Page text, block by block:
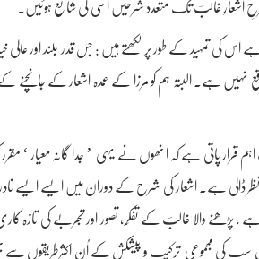
شرحِ اشعارِ غالبؔ تک متعدد شرحیں اسی کی شائع ہوئیں۔
اس کی تمہید کے طور پر لکھتے ہیں : جس قدر بلند اور عالی
نہیں ہے۔ البتہ ہم کو مرزا کے عمدہ اشعار کے جانچنے
قرار پاتی ہے کہ ا نھوں نے یہی ’ جدا گانہ معیار ‘
ڈالی ہے۔ اشعار کی شرح کے دوران میں ایسے ایسے نادر
، پڑھنے والا غالبؔ کے تفکّر، تصور اور تجربے کی تازہ
اِن سب کی مجموعی ترکیب و پیشکش کے اُن اکثرطریقوں سے